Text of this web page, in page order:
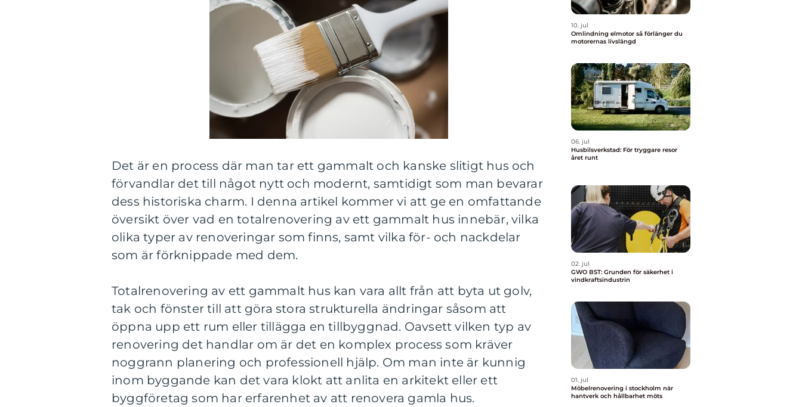
Det är en process där man tar ett gammalt och kanske slitigt hus och
förvandlar det till något nytt och modernt, samtidigt som man bevarar
dess historiska charm. I denna artikel kommer vi att ge en omfattande
översikt över vad en totalrenovering av ett gammalt hus innebär, vilka
olika typer av renoveringar som finns, samt vilka för- och nackdelar
som är förknippade med dem.
Totalrenovering av ett gammalt hus kan vara allt från att byta ut golv,
tak och fönster till att göra stora strukturella ändringar såsom att
öppna upp ett rum eller tillägga en tillbyggnad. Oavsett vilken typ av
renovering det handlar om är det en komplex process som kräver
noggrann planering och professionell hjälp. Om man inte är kunnig
inom byggande kan det vara klokt att anlita en arkitekt eller ett
byggföretag som har erfarenhet av att renovera gamla hus.
10. jul
Omlindning elmotor så förlänger du
motorernas livslängd
06. jul
Husbilsverkstad: För tryggare resor
året runt
02. jul
GWO BST: Grunden för säkerhet i
vindkraftsindustrin
01. jul
Möbelrenovering i stockholm när
hantverk och hållbarhet möts